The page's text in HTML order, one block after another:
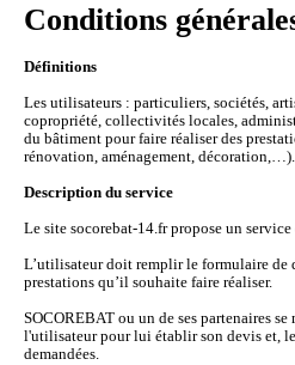
Conditions
Définitions
Les utilisateurs : particuliers, sociétés,
copropriété, collectivités locales,
du bâtiment pour faire réaliser des
rénovation, aménagement, décoration,…).
Description du service
Le site socorebat-14.fr propose un
L’utilisateur doit remplir le formulaire de
prestations qu’il souhaite faire réaliser.
SOCOREBAT ou un de ses partenaires
l'utilisateur pour lui établir son devis et,
demandées.